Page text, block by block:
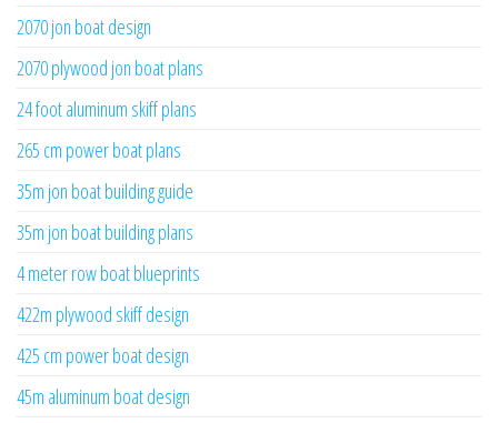
2070 jon boat design
2070 plywood jon boat plans
24 foot aluminum skiff plans
265 cm power boat plans
35m jon boat building guide
35m jon boat building plans
4 meter row boat blueprints
422m plywood skiff design
425 cm power boat design
45m aluminum boat design